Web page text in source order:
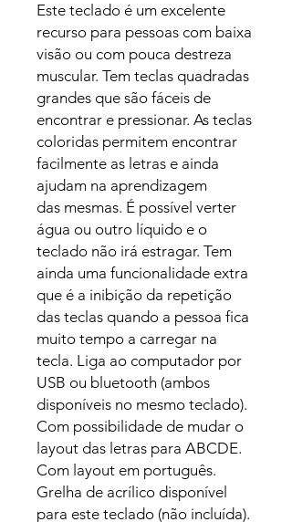
Este teclado é um excelente
recurso para pessoas com baixa
visão ou com pouca destreza
muscular. Tem teclas quadradas
grandes que são fáceis de
encontrar e pressionar. As teclas
coloridas permitem encontrar
facilmente as letras e ainda
ajudam na aprendizagem
das mesmas. É possível verter
água ou outro líquido e o
teclado não irá estragar. Tem
ainda uma funcionalidade extra
que é a inibição da repetição
das teclas quando a pessoa fica
muito tempo a carregar na
tecla. Liga ao computador por
USB ou bluetooth (ambos
disponíveis no mesmo teclado).
Com possibilidade de mudar o
layout das letras para ABCDE.
Com layout em português.
Grelha de acrílico disponível
para este teclado (não incluída).